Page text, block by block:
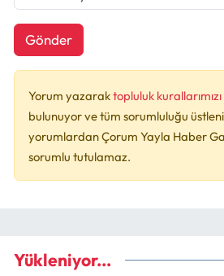
Gönder
Yorum yazaraktopluluk kurallarımızı
bulunuyor ve tüm sorumluluğu
yorumlardan Çorum Yayla Haber
sorumlu tutulamaz.
Yükleniyor...